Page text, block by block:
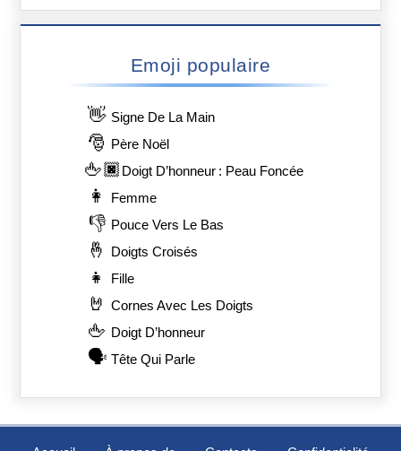
Emoji populaire
👋 Signe De La Main
🎅 Père Noël
🖕🏿 Doigt D’honneur : Peau Foncée
👩 Femme
👎 Pouce Vers Le Bas
🤞 Doigts Croisés
👧 Fille
🤘 Cornes Avec Les Doigts
🖕 Doigt D’honneur
🗣️ Tête Qui Parle